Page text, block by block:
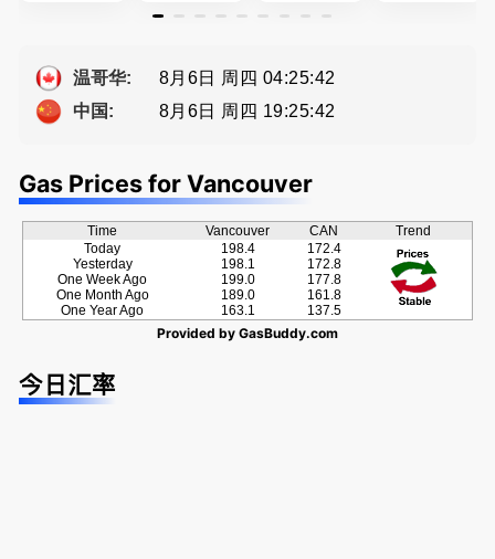
服务
迎委托，多
案！
地产专业持
Sophia Fan
资产规划管
温哥华:
8月6日 周四 04:25:43
中国:
8月6日 周四 19:25:43
Gas Prices for Vancouver
Time Vancouver CAN
Trend
Today
Yesterday
One Week Ago
One Month Ago
One Year Ago
198.4
198.1
199.0
189.0
163.1
172.4
172.8
177.8
161.8
137.5
Provided by GasBuddy.com
今日汇率